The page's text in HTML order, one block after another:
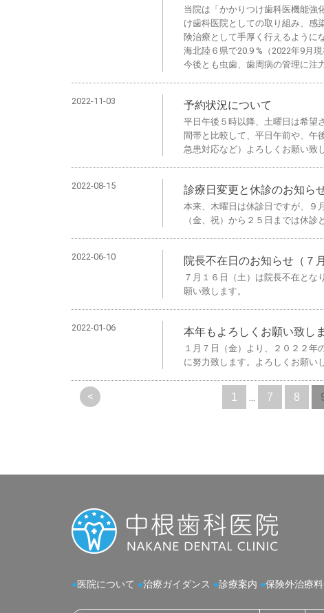
当院は「かかりつけ歯科医機能強
け歯科医院としての取り組み、感
険治療として手厚く行えるように
海北陸６県で20.9 %（2022年9月
今後とも虫歯、歯周病の管理に注
2022-11-03 予約状況について
平日午後５時以降、土曜日は希望
間帯と比較して、平日午前や、午
急患対応など）よろしくお願い致
2022-08-15 診療日変更と休診のお知ら
本来、木曜日は休診日ですが、９
（金、祝）から２５日までは休診
2022-06-10 院長不在日のお知らせ（７
７月１６日（土）は院長不在とな
願い致します。
2022-01-06 本年もよろしくお願い致しま
１月７日（金）より、２０２２年
に努力致します。よろしくお願い
< 1 ... 7 8
●医院について ●治療ガイダンス ●診療案内 ●保険外治療